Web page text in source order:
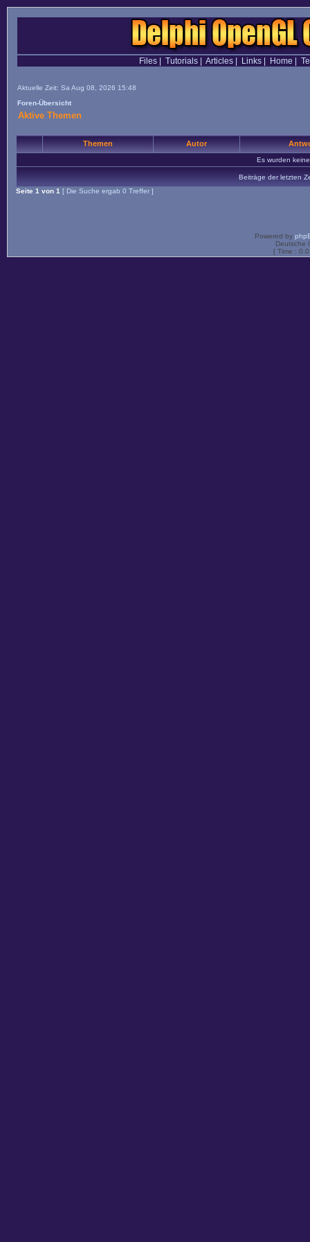
Files| Tutorials| Articles| Links| Home
Aktuelle Zeit: Sa Aug 08, 2026 15:48
Foren-Übersicht
Aktive Themen
Themen Autor
Es wurden
Beiträge der letzten
Seite 1 von 1 [ Die Suche ergab 0 Treffer ]
Powered by
Deutsche
[ Time :